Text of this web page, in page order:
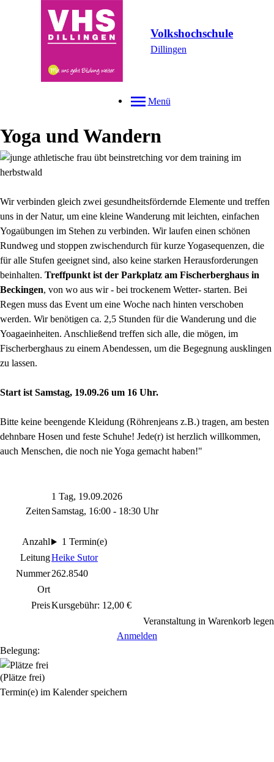
Volkshochschule
Dillingen
Menü
Yoga und Wandern
Wir verbinden gleich zwei gesundheitsfördernde Elemente und treffen
uns in der Natur, um eine kleine Wanderung mit leichten, einfachen
Yogaübungen im Stehen zu verbinden. Wir laufen einen schönen
Rundweg und stoppen zwischendurch für kurze Yogasequenzen, die
für alle Stufen geeignet sind, also keine starken Herausforderungen
beinhalten. Treffpunkt ist der Parkplatz am Fischerberghaus in
Beckingen, von wo aus wir - bei trockenem Wetter- starten. Bei
Regen muss das Event um eine Woche nach hinten verschoben
werden. Wir benötigen ca. 2,5 Stunden für die Wanderung und die
Yoagaeinheiten. Anschließend treffen sich alle, die mögen, im
Fischerberghaus zu einem Abendessen, um die Begegnung ausklingen
zu lassen.
Start ist Samstag, 19.09.26 um 16 Uhr.
Bitte keine beengende Kleidung (Röhrenjeans z.B.) tragen, am besten
dehnbare Hosen und feste Schuhe! Jede(r) ist herzlich willkommen,
auch Menschen, die noch nie Yoga gemacht haben!"
Zeiten
1 Tag, 19.09.2026
Samstag, 16:00 - 18:30 Uhr
Anzahl
1 Termin(e)
LeitungHeike Sutor
Nummer262.8540
Ort
PreisKursgebühr: 12,00 €
Veranstaltung in Warenkorb legen
Anmelden
Belegung:
(Plätze frei)
Termin(e) im Kalender speichern